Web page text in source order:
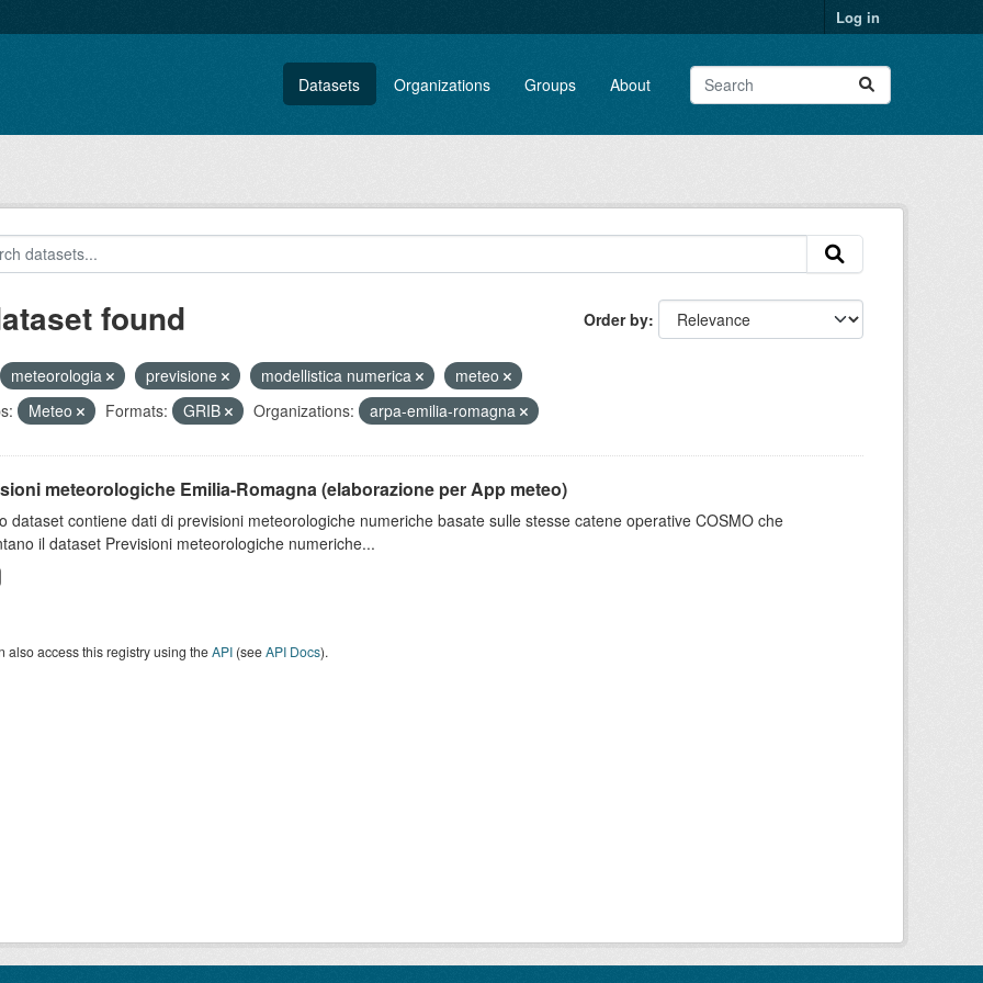
Log in
Datasets Organizations Groups About
Order by
found
meteorologia previsione modellistica numerica
meteo
Meteo Formats: GRIB Organizations: arpa-emilia-romagna
meteorologiche Emilia-Romagna (elaborazione per App meteo)
dataset contiene dati di previsioni meteorologiche numeriche basate sulle stesse catene operative COSMO che
il dataset Previsioni meteorologiche numeriche...
also access this registry using theAPI(seeAPI Docs).